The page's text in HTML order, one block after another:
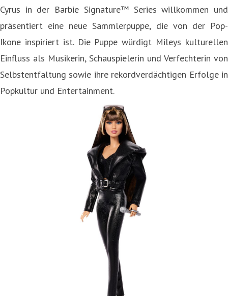
Cyrus in der Barbie Signature™ Series willkommen und
präsentiert eine neue Sammlerpuppe, die von der Pop-
Ikone inspiriert ist. Die Puppe würdigt Mileys kulturellen
Einfluss als Musikerin, Schauspielerin und Verfechterin von
Selbstentfaltung sowie ihre rekordverdächtigen Erfolge in
Popkultur und Entertainment.